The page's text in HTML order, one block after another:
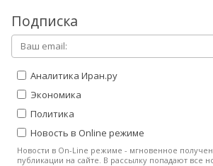
Подписка
Аналитика Иран.ру
Экономика
Политика
Новость в Online режиме
Новости в On-Line режиме - мгновенное
публикации на сайте. В рассылку попадают все